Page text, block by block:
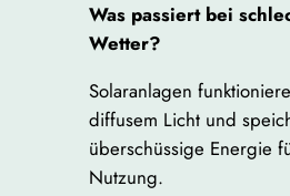
Was passiert bei
Wetter?
Solaranlagen
diffusem Licht und
überschüssige Energie
Nutzung.